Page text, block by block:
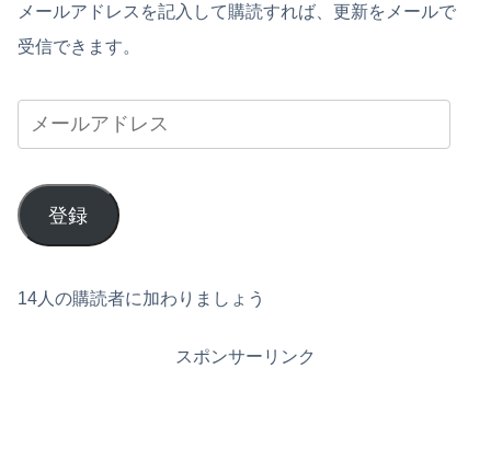
メールアドレスを記入して購読すれば、更新をメールで
受信できます。
登録
14人の購読者に加わりましょう
スポンサーリンク